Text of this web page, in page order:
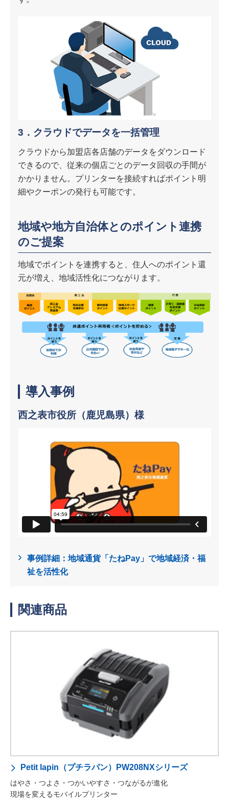
3．クラウドでデータを一括管理
クラウドから加盟店各店舗のデータをダウンロード
できるので、従来の個店ごとのデータ回収の手間が
かかりません。プリンターを接続すればポイント明
細やクーポンの発行も可能です。
地域や地方自治体とのポイント連携
のご提案
地域でポイントを連携すると、住人へのポイント還
元が増え、地域活性化につながります。
導入事例
西之表市役所（鹿児島県）様
事例詳細：地域通貨「たねPay」で地域経済・福
祉を活性化
関連商品
Petit lapin（プチラパン）PW208NXシリーズ
はやさ・つよさ・つかいやすさ・つながるが進化
現場を変えるモバイルプリンター